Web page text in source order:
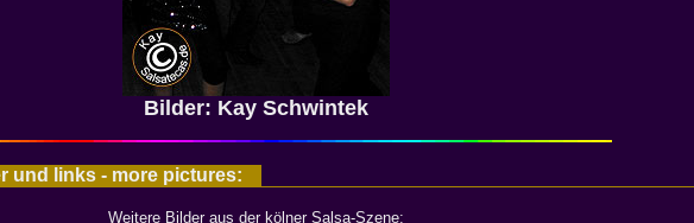
Bilder: Kay Schwintek
und links - more pictures:
Weitere Bilder aus der kölner Salsa-Szene: